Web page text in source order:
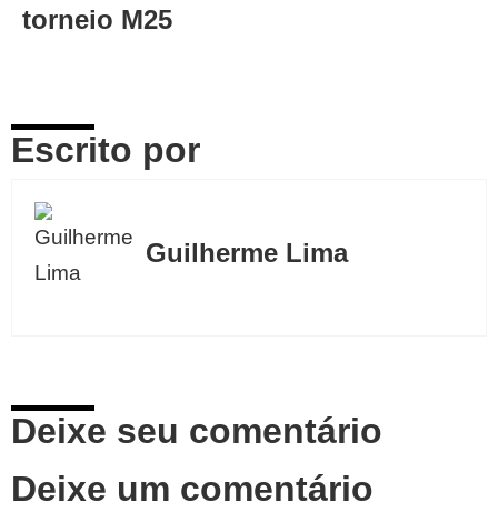
torneio M25
Escrito por
Guilherme Lima
Deixe seu comentário
Deixe um comentário